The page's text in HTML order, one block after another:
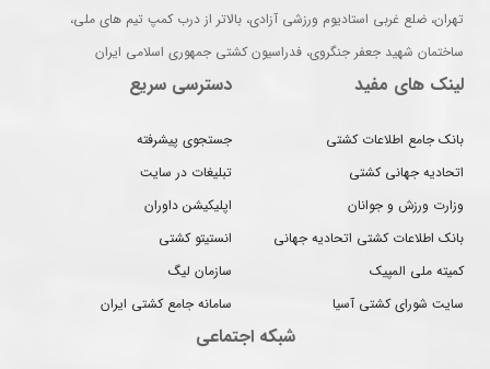
تهران، ضلع غربی استادیوم ورزشی آزادی، بالاتر از درب کمپ تیم های ملی،
ساختمان شهید جعفر جنگروی، فدراسیون کشتی جمهوری اسلامی ایران
لینک های مفید
بانک جامع اطلاعات کشتی
اتحادیه جهانی کشتی
وزارت ورزش و جوانان
بانک اطلاعات کشتی اتحادیه جهانی
کمیته ملی المپیک
سایت شورای کشتی آسیا
دسترسی سریع
جستجوی پیشرفته
تبلیغات در سایت
اپلیکیشن داوران
انستیتو کشتی
سازمان لیگ
سامانه جامع کشتی ایران
شبکه اجتماعی